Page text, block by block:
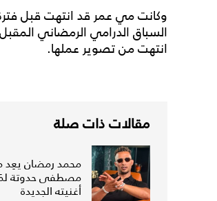
وكانت مي عمر قد انتهت قبل
السباق الدرامي الرمضاني
انتهت من تصوير عملها.
مقالات ذات صلة
محمد رمضان يعِد
مصطفى حدوتة
أغنيته الجديدة